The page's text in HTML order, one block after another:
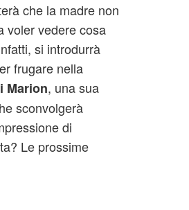
che la madre non
voler vedere cosa
si introdurrà
frugare nella
Marion, una sua
sconvolgerà
di
Le prossime